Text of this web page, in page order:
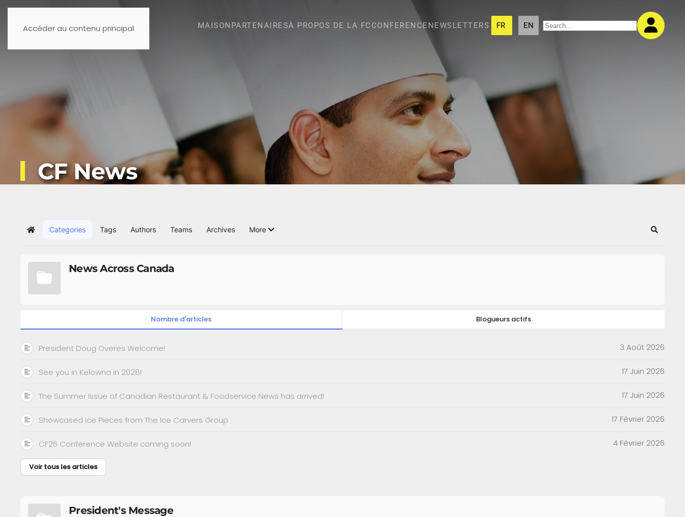
Accéder au contenu principal MAISON PARTENAIRESÀ PROPOS DE LA FC CONFERENCE NEWSLETTERS FR EN
CF News
Home Categories Tags Authors Teams Archives More Search
News Across Canada
Nombre d'articles Blogueurs actifs
President Doug Overes Welcome! 3 Août 2026
See you in Kelowna in 2028! 17 Juin 2026
The Summer Issue of Canadian Restaurant & Foodservice News has arrived! 17 Juin 2026
Showcased Ice Pieces from The Ice Carvers Group 17 Février 2026
CF26 Conference Website coming soon! 4 Février 2026
Voir tous les articles
President's Message